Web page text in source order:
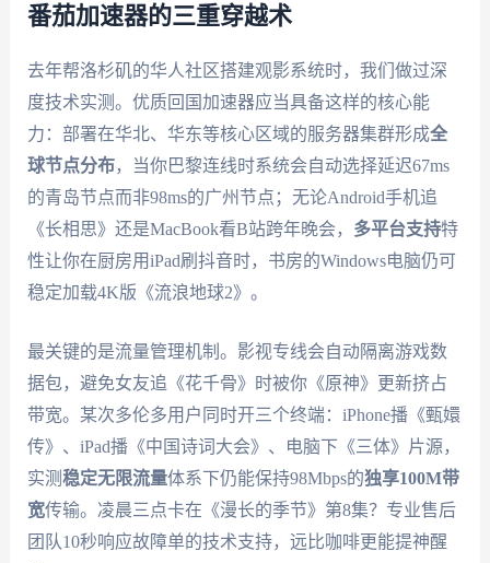
番茄加速器的三重穿越术
去年帮洛杉矶的华人社区搭建观影系统时，我们做过深
度技术实测。优质回国加速器应当具备这样的核心能
力：部署在华北、华东等核心区域的服务器集群形成全
球节点分布，当你巴黎连线时系统会自动选择延迟67ms
的青岛节点而非98ms的广州节点；无论Android手机追
《长相思》还是MacBook看B站跨年晚会， 多平台支持特
性让你在厨房用iPad刷抖音时，书房的Windows电脑仍可
稳定加载4K版《流浪地球2》。
最关键的是流量管理机制。影视专线会自动隔离游戏数
据包，避免女友追《花千骨》时被你《原神》更新挤占
带宽。某次多伦多用户同时开三个终端：iPhone播《甄嬛
传》、iPad播《中国诗词大会》、电脑下《三体》片源，
实测稳定无限流量体系下仍能保持98Mbps的独享100M带
宽传输。凌晨三点卡在《漫长的季节》第8集？专业售后
团队10秒响应故障单的技术支持，远比咖啡更能提神醒